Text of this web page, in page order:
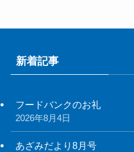
新着記事
フードバンクのお礼
2026年8月4日
あざみだより8月号